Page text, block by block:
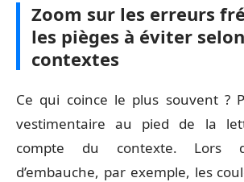
Zoom sur les erreurs
les pièges à éviter
contextes
Ce qui coince le plus souvent ?
vestimentaire au pied de la
compte du contexte. Lors
d’embauche, par exemple, les